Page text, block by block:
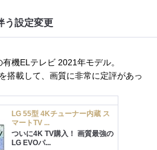
う設定変更
機ELテレビ 2021年モデル。
搭載して、画質に非常に定評があっ